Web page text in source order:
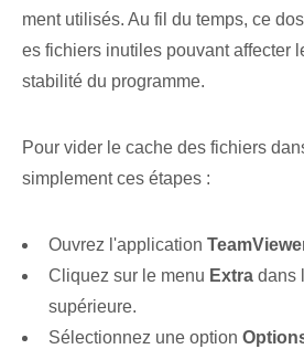
ment utilisés. Au fil du temps, ce
es fichiers inutiles pouvant affecter
stabilité du programme.
Pour vider le cache des fichiers
simplement ces étapes :
Ouvrez l'application
Cliquez sur le menu Extra dans
supérieure.
Sélectionnez une option